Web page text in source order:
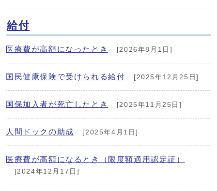
給付
医療費が高額になったとき [2026年8月1日]
国民健康保険で受けられる給付 [2025年12月25日]
国保加入者が死亡したとき [2025年11月25日]
人間ドックの助成 [2025年4月1日]
医療費が高額になるとき（限度額適用認定証）
[2024年12月17日]